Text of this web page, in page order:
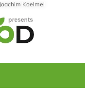
Koelmel